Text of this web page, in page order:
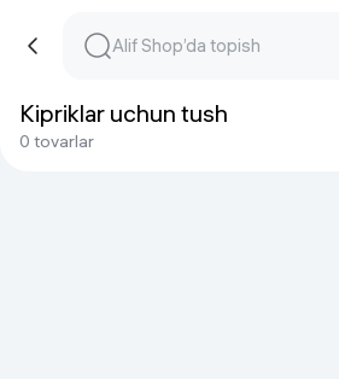
Kipriklar uchun tush
0 tovarlar